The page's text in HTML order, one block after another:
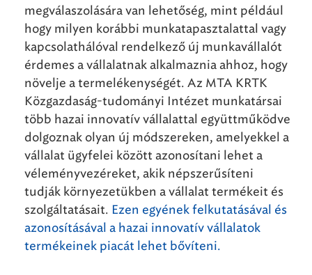
megválaszolására van lehetőség, mint például
hogy milyen korábbi munkatapasztalattal vagy
kapcsolathálóval rendelkező új munkavállalót
érdemes a vállalatnak alkalmaznia ahhoz, hogy
növelje a termelékenységét. Az MTA KRTK
Közgazdaság-tudományi Intézet munkatársai
több hazai innovatív vállalattal együttműködve
dolgoznak olyan új módszereken, amelyekkel a
vállalat ügyfelei között azonosítani lehet a
véleményvezéreket, akik népszerűsíteni
tudják környezetükben a vállalat termékeit és
szolgáltatásait. Ezen egyének felkutatásával és
azonosításával a hazai innovatív vállalatok
termékeinek piacát lehet bővíteni.